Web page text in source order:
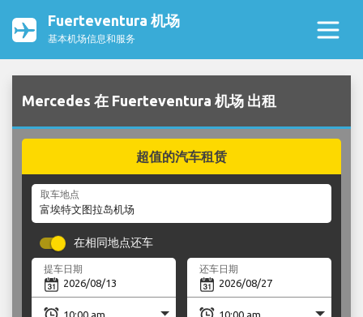
Fuerteventura 机场
基本机场信息和服务
Mercedes 在 Fuerteventura 机场 出租
超值的汽车租赁
取车地点
在相同地点还车
提车日期 还车日期